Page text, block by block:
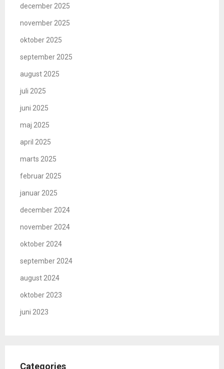
december 2025
november 2025
oktober 2025
september 2025
august 2025
juli 2025
juni 2025
maj 2025
april 2025
marts 2025
februar 2025
januar 2025
december 2024
november 2024
oktober 2024
september 2024
august 2024
oktober 2023
juni 2023
Categories